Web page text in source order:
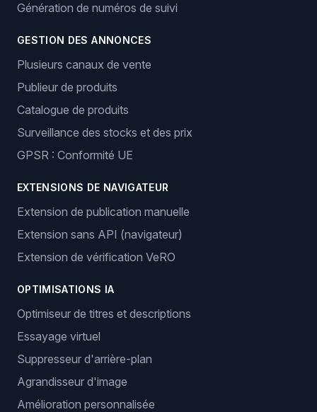
Génération de numéros de suivi
GESTION DES ANNONCES
Plusieurs canaux de vente
Publieur de produits
Catalogue de produits
Surveillance des stocks et des prix
GPSR : Conformité UE
EXTENSIONS DE NAVIGATEUR
Extension de publication manuelle
Extension sans API (navigateur)
Extension de vérification VeRO
OPTIMISATIONS IA
Optimiseur de titres et descriptions
Essayage virtuel
Suppresseur d'arrière-plan
Agrandisseur d'image
Amélioration personnalisée